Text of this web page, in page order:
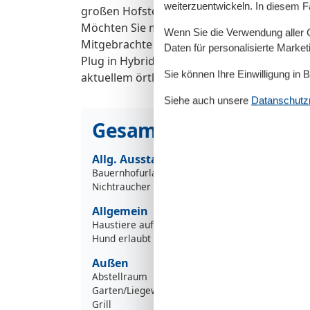
großen Hofstelle sind vorhanden.
Möchten Sie mehr als ein Haustier
Mitgebrachte Fahrräder können trocken
Plug in Hybride können auch per
aktuellem örtlichen Stromtarif.
Gesamte Ausstattung
Allg. Ausstattung
Bauernhofurlaub
Nichtraucher
Allgemein
Haustiere auf Anfrage
Hund erlaubt
Außen
Abstellraum
Garten/Liegewiese
Grill
weiterzuentwickeln. In diesem
Wenn Sie die Verwendung
Daten für personalisierte
Sie können Ihre Einwilligung in
Siehe auch unsere